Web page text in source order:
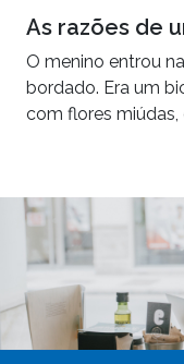
As razões de
O menino entrou
bordado. Era um
com flores